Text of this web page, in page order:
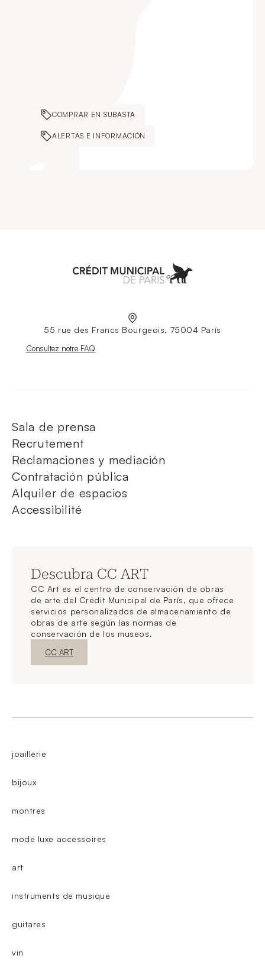
COMPRAR EN SUBASTA
ALERTAS E INFORMACIÓN
55 rue des Francs Bourgeois, 75004 París
Nouvelle fenêtre
Consultez notre FAQ
Sala de prensa
Recrutement
Reclamaciones y mediación
Contratación pública
Alquiler de espacios
Accessibilité
Descubra CC ART
CC Art es el centro de conservación de obras
de arte del Crédit Municipal de París, que ofrece
servicios personalizados de almacenamiento de
obras de arte según las normas de
conservación de los museos.
Nueva ventanaDescubrir
CC ART
joaillerie
bijoux
montres
mode luxe accessoires
art
instruments de musique
guitares
vin